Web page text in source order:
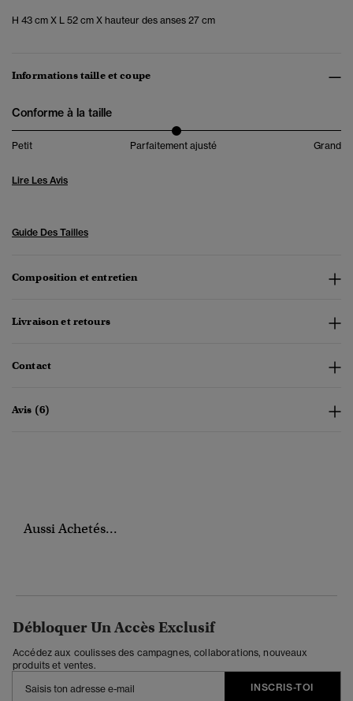
H 43 cm X L 52 cm X hauteur des anses 27 cm
Informations taille et coupe
Conforme à la taille
Petit Parfaitement ajusté Grand
Lire Les Avis
Guide Des Tailles
Composition et entretien
Livraison et retours
Contact
Avis (6)
Aussi Achetés...
Débloquer Un Accès Exclusif
Accédez aux coulisses des campagnes, collaborations, nouveaux
produits et ventes.
INSCRIS-TOI